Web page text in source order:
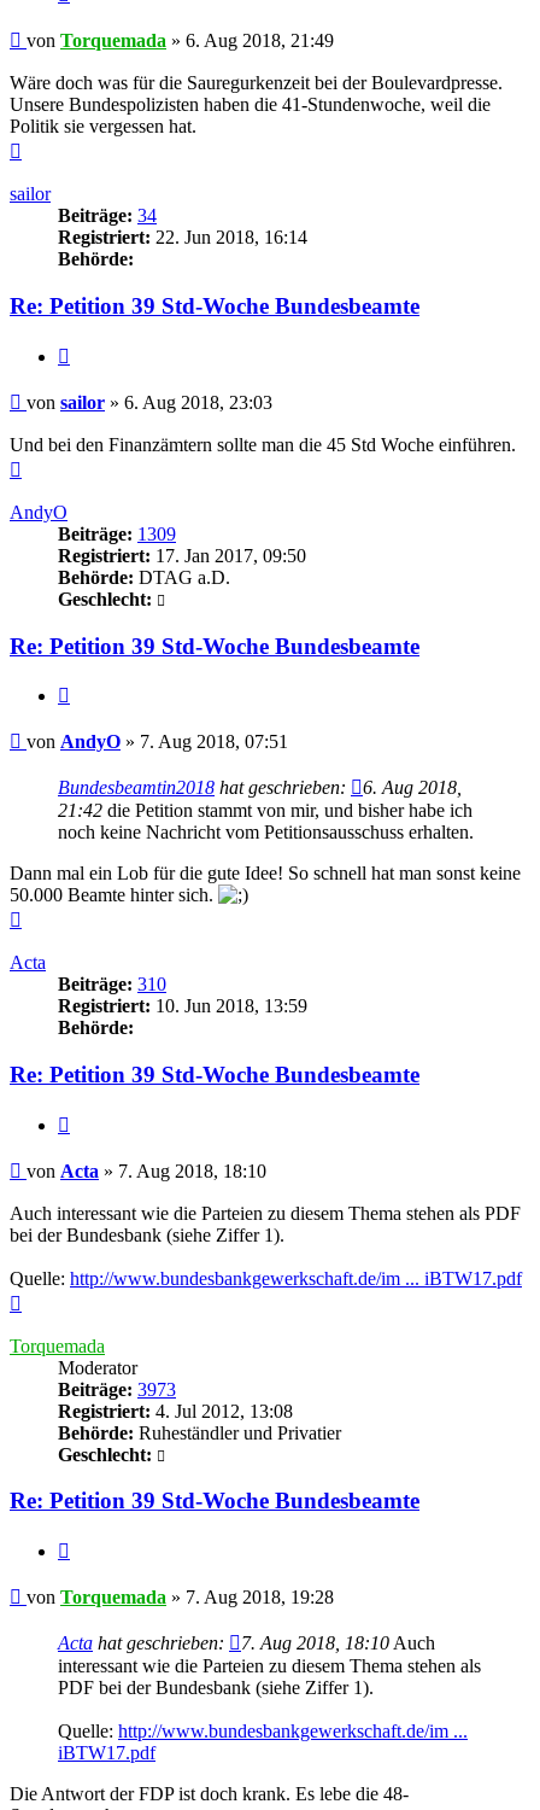
Beitrag
von Torquemada » 6. Aug 2018, 21:49
Wäre doch was für die Sauregurkenzeit bei der Boulevardpresse.
Unsere Bundespolizisten haben die 41-Stundenwoche, weil die
Politik sie vergessen hat.
sailor
Beiträge: 34
Registriert: 22. Jun 2018, 16:14
Behörde:
Re: Petition 39 Std-Woche Bundesbeamte
Beitrag
von sailor » 6. Aug 2018, 23:03
Und bei den Finanzämtern sollte man die 45 Std Woche einführen.
AndyO
Beiträge: 1309
Registriert: 17. Jan 2017, 09:50
Behörde: DTAG a.D.
Geschlecht:
Re: Petition 39 Std-Woche Bundesbeamte
Beitrag
von AndyO » 7. Aug 2018, 07:51
Bundesbeamtin2018 hat geschrieben:
6. Aug 2018,
21:42 die Petition stammt von mir, und bisher habe ich
noch keine Nachricht vom Petitionsausschuss erhalten.
Dann mal ein Lob für die gute Idee! So schnell hat man sonst keine
50.000 Beamte hinter sich.
Acta
Beiträge: 310
Registriert: 10. Jun 2018, 13:59
Behörde:
Re: Petition 39 Std-Woche Bundesbeamte
Beitrag
von Acta » 7. Aug 2018, 18:10
Auch interessant wie die Parteien zu diesem Thema stehen als PDF
bei der Bundesbank (siehe Ziffer 1).
Quelle: http://www.bundesbankgewerkschaft.de/im ... iBTW17.pdf
Torquemada
Moderator
Beiträge: 3973
Registriert: 4. Jul 2012, 13:08
Behörde: Ruheständler und Privatier
Geschlecht:
Re: Petition 39 Std-Woche Bundesbeamte
Beitrag
von Torquemada » 7. Aug 2018, 19:28
Acta hat geschrieben: 7. Aug 2018, 18:10 Auch
interessant wie die Parteien zu diesem Thema stehen als
PDF bei der Bundesbank (siehe Ziffer 1).
Quelle: http://www.bundesbankgewerkschaft.de/im ...
iBTW17.pdf
Die Antwort der FDP ist doch krank. Es lebe die 48-